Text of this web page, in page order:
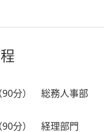
分） 総務人事部
分） 経理部門